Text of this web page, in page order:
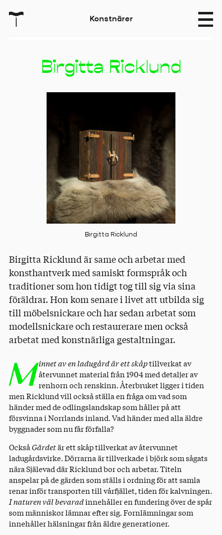
T Konstnärer
Birgitta Ricklund
Birgitta Ricklund
Birgitta Ricklund är same och arbetar med
konsthantverk med samiskt formspråk och
traditioner som hon tidigt tog till sig via sina
föräldrar. Hon kom senare i livet att utbilda sig
till möbelsnickare och har sedan arbetat som
modellsnickare och restaurerare men också
arbetat med konstnärliga gestaltningar.
M innet av en ladugård är ett skåptillverkat av
återvunnet material från 1904 med detaljer av
renhorn och renskinn. Återbruket ligger i tiden
men Ricklund vill också ställa en fråga om vad som
händer med de odlingslandskap som håller på att
försvinna i Norrlands inland. Vad händer med alla äldre
byggnader som nu får förfalla?
Också Gärdetär ett skåp tillverkat av återvunnet
ladugårdsvirke. Dörrarna är tillverkade i björk som sågats
nära Själevad där Ricklund bor och arbetar. Titeln
anspelar på de gärden som ställs i ordning för att samla
renar inför transporten till vårfjället, tiden för kalvningen.
I naturen väl bevaradinnehåller en fundering över de spår
som människor lämnar efter sig. Fornlämningar som
innehåller hälsningar från äldre generationer.